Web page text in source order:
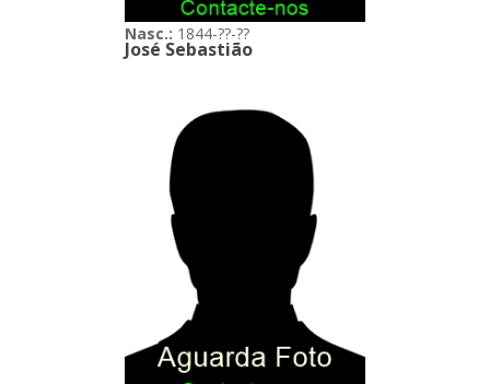
Nasc.: 1844-??-??
José Sebastião